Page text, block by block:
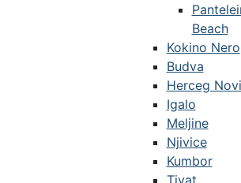
Beach
Kokino Nero
Budva
Herceg Novi
Igalo
Meljine
Njivice
Kumbor
Tivat